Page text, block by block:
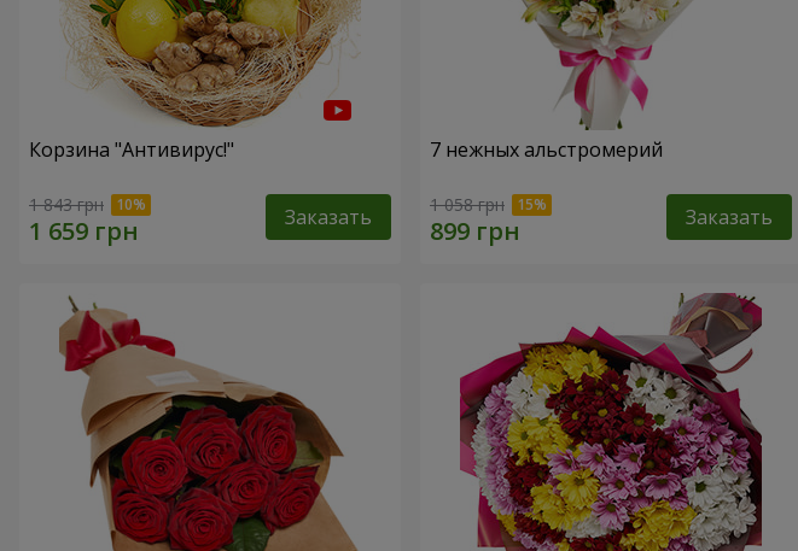
Корзина "Антивирус!"
1 843 грн Заказать
7 нежных альстромерий
1 058 грн Заказать